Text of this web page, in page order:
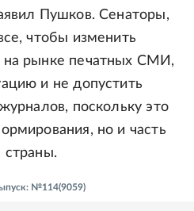
Пушков. Сенаторы,
чтобы изменить
на рынке печатных СМИ,
и не допустить
поскольку это
но и часть
страны.
№114(9059)